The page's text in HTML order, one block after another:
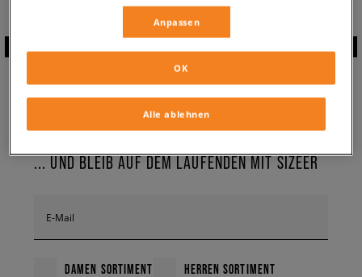
ABONNIERE UNSEREN
NEWSLETTER
... UND BLEIB AUF DEM LAUFENDEN MIT SIZEER
E-Mail
DAMEN SORTIMENT HERREN SORTIMENT
Anpassen
Alle ablehnen
OK